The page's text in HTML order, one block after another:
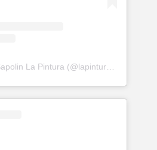
A post shared by Sapolin La Pintura (@lapinturasapolin)